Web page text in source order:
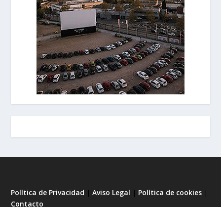
Política de Privacidad |Aviso Legal | Política de cookies |
Contacto